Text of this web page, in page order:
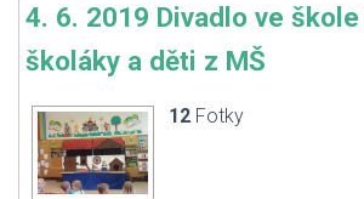
4. 6. 2019 Divadlo ve
školáky a děti z MŠ
12 Fotky